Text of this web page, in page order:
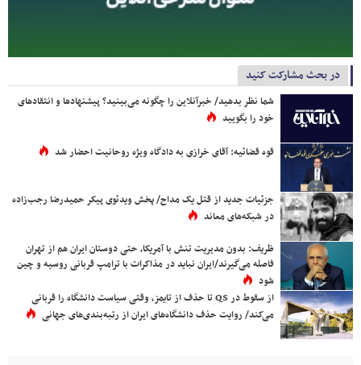
در بحث مشارکت کنید
شما نظر بدهید/ خبرآنلاین را چگونه می‌بینید؟ پیشنهادها و انتقادهای
خود را بگویید
قوه قضائیه: آقای خرازی به دادگاه ویژه روحانیت احضار شد
جزئیات جدید از قتل یک مداح/ پخش ویدئوی پیکر حمیدرضا رجب‌زاده
در شبکه‌های معاند
ظریف: بدون مدیریت تنش با آمریکا، حتی دوستان ایران هم از تهران
فاصله می‌گیرند/ایران نباید در مذاکرات با ترامپ قربانی روسیه و چین
شود
از سقوط در QS تا حذف از تایمز، وقتی سیاست دانشگاه را قربانی
می‌کند/ روایت حذف دانشگاه‌های ایران از رتبه‌بندی‌های جهانی